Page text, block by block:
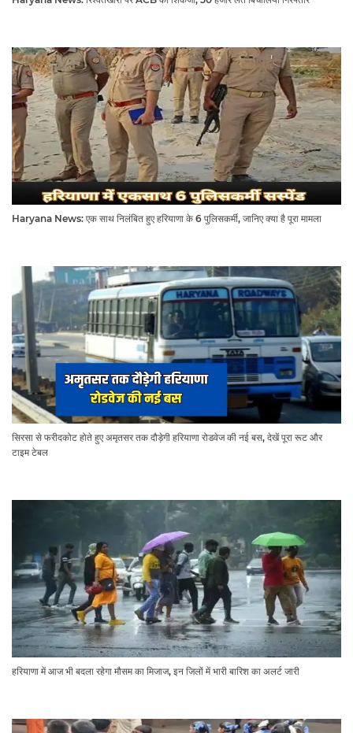
Haryana News: एक साथ निलंबित हुए हरियाणा के 6 पुलिसकर्मी, जानिए क्या है पूरा मामला
सिरसा से फरीदकोट होते हुए अमृतसर तक दौड़ेगी हरियाणा रोडवेज की नई बस, देखें पूरा रूट और
टाइम टेबल
हरियाणा में आज भी बदला रहेगा मौसम का मिजाज, इन जिलों में भारी बारिश का अलर्ट जारी